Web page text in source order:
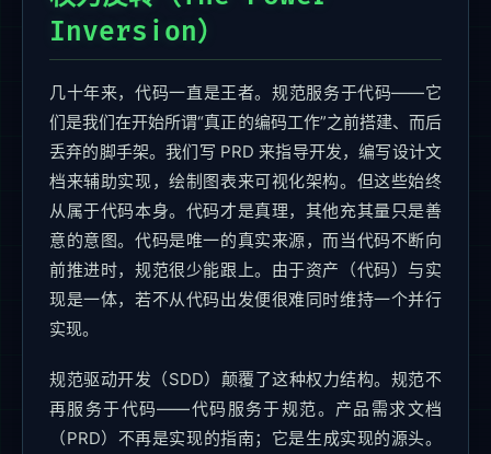
Inversion）
几十年来，代码一直是王者。规范服务于代码——它
们是我们在开始所谓“真正的编码工作”之前搭建、而后
丢弃的脚手架。我们写 PRD 来指导开发，编写设计文
档来辅助实现，绘制图表来可视化架构。但这些始终
从属于代码本身。代码才是真理，其他充其量只是善
意的意图。代码是唯一的真实来源，而当代码不断向
前推进时，规范很少能跟上。由于资产（代码）与实
现是一体，若不从代码出发便很难同时维持一个并行
实现。
规范驱动开发（SDD）颠覆了这种权力结构。规范不
再服务于代码——代码服务于规范。产品需求文档
（PRD）不再是实现的指南；它是生成实现的源头。